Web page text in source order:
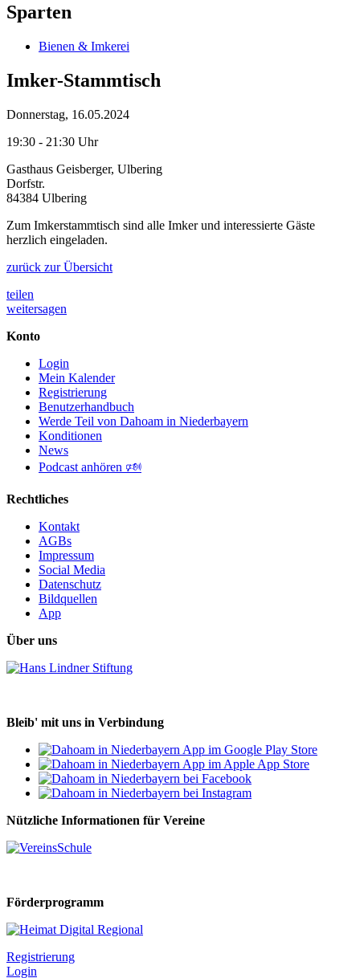
Sparten
Bienen & Imkerei
Imker-Stammtisch
Donnerstag, 16.05.2024
19:30 - 21:30 Uhr
Gasthaus Geisberger, Ulbering
Dorfstr.
84384 Ulbering
Zum Imkerstammtisch sind alle Imker und interessierte Gäste
herzlich eingeladen.
zurück zur Übersicht
teilen
weitersagen
Konto
Login
Mein Kalender
Registrierung
Benutzerhandbuch
Werde Teil von Dahoam in Niederbayern
Konditionen
News
Podcast anhören 🕬
Rechtliches
Kontakt
AGBs
Impressum
Social Media
Datenschutz
Bildquellen
App
Über uns
Bleib' mit uns in Verbindung
Nützliche Informationen für Vereine
Förderprogramm
Registrierung
Login